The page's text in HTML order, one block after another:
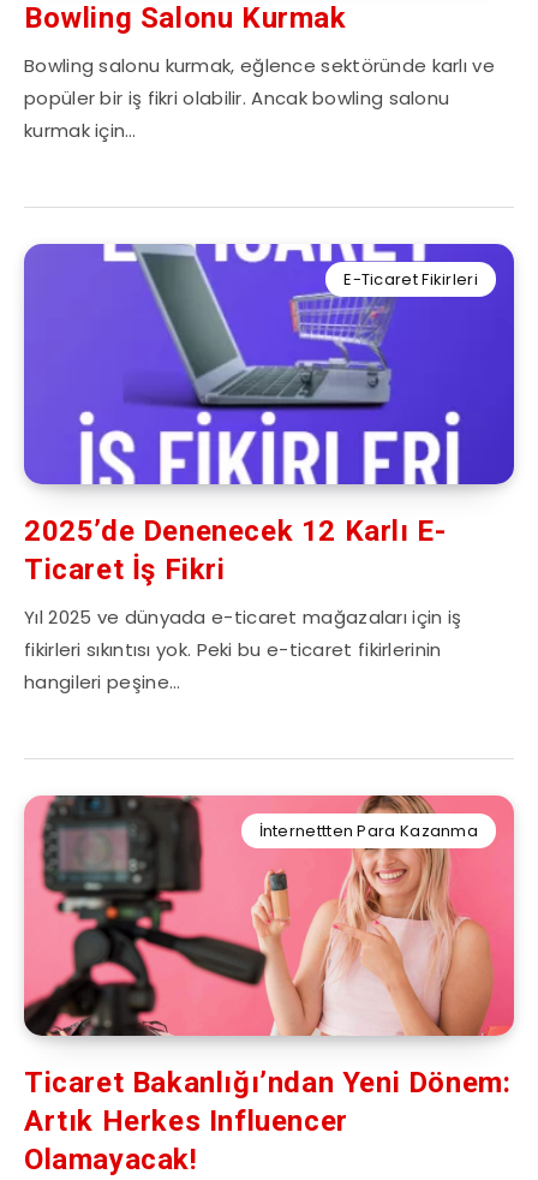
Bowling Salonu Kurmak
Bowling salonu kurmak, eğlence sektöründe karlı ve
popüler bir iş fikri olabilir. Ancak bowling salonu
kurmak için…
E-Ticaret Fikirleri
2025’de Denenecek 12 Karlı E-
Ticaret İş Fikri
Yıl 2025 ve dünyada e-ticaret mağazaları için iş
fikirleri sıkıntısı yok. Peki bu e-ticaret fikirlerinin
hangileri peşine…
İnternettten Para Kazanma
Ticaret Bakanlığı’ndan Yeni Dönem:
Artık Herkes Influencer
Olamayacak!